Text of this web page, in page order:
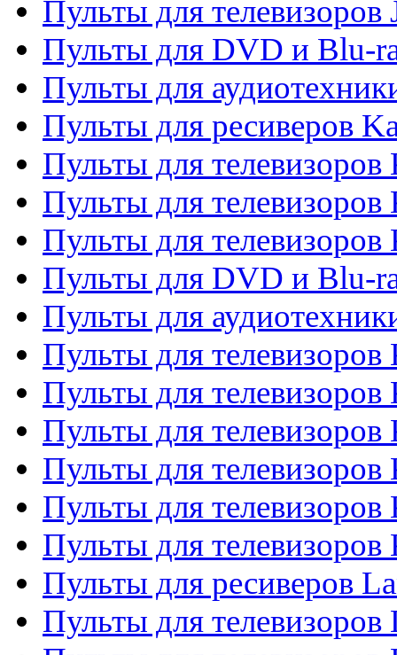
Пульты для телевизоров
Пульты для DVD и Blu-
Пульты для
Пульты для ресиверов
Пульты для телевизоров
Пульты для телевизоров
Пульты для телевизоров
Пульты для DVD и Blu-
Пульты для
Пульты для
Пульты для телевизоров
Пульты для телевизоров
Пульты для телевизоров
Пульты для
Пульты для
Пульты для ресиверов
Пульты для телевизоров